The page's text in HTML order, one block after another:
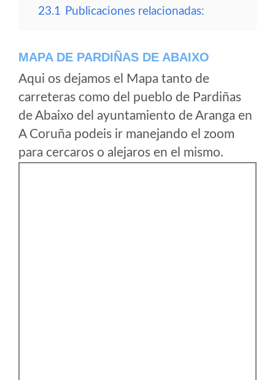
23.1 Publicaciones relacionadas:
MAPA DE PARDIÑAS DE ABAIXO
Aqui os dejamos el Mapa tanto de
carreteras como del pueblo de Pardiñas
de Abaixo del ayuntamiento de Aranga en
A Coruña podeis ir manejando el zoom
para cercaros o alejaros en el mismo.